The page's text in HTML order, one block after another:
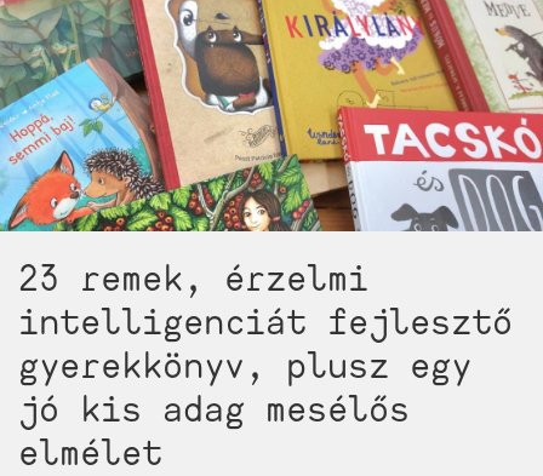
a
mesélők
és
mesehallgatók
kreatív
energiáival)
23 remek, érzelmi
intelligenciát fejlesztő
gyerekkönyv, plusz egy
jó kis adag mesélős
elmélet